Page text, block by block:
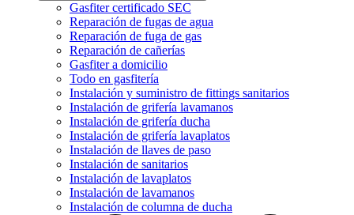
Gasfiter certificado SEC
Reparación de fugas de agua
Reparación de fuga de gas
Reparación de cañerías
Gasfiter a domicilio
Todo en gasfitería
Instalación y suministro de fittings sanitarios
Instalación de grifería lavamanos
Instalación de grifería ducha
Instalación de grifería lavaplatos
Instalación de llaves de paso
Instalación de sanitarios
Instalación de lavaplatos
Instalación de lavamanos
Instalación de columna de ducha